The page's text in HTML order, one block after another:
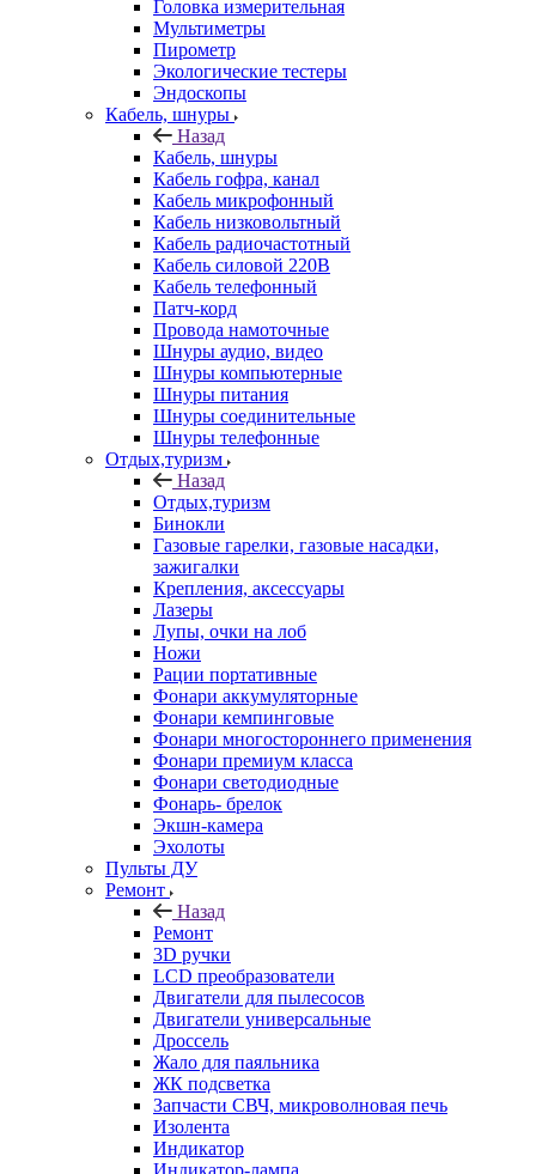
Головка измерительная
Мультиметры
Пирометр
Экологические тестеры
Эндоскопы
Кабель, шнуры
Назад
Кабель, шнуры
Кабель гофра, канал
Кабель микрофонный
Кабель низковольтный
Кабель радиочастотный
Кабель силовой 220В
Кабель телефонный
Патч-корд
Провода намоточные
Шнуры аудио, видео
Шнуры компьютерные
Шнуры питания
Шнуры соединительные
Шнуры телефонные
Отдых,туризм
Назад
Отдых,туризм
Бинокли
Газовые гарелки, газовые насадки,
зажигалки
Крепления, аксессуары
Лазеры
Лупы, очки на лоб
Ножи
Рации портативные
Фонари аккумуляторные
Фонари кемпинговые
Фонари многостороннего применения
Фонари премиум класса
Фонари светодиодные
Фонарь- брелок
Экшн-камера
Эхолоты
Пульты ДУ
Ремонт
Назад
Ремонт
3D ручки
LCD преобразователи
Двигатели для пылесосов
Двигатели универсальные
Дроссель
Жало для паяльника
ЖК подсветка
Запчасти СВЧ, микроволновая печь
Изолента
Индикатор
Индикатор-лампа